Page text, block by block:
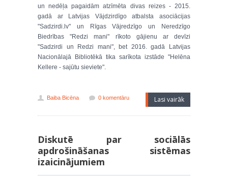
un nedēļa pagaidām atzīmēta divas reizes - 2015.
gadā ar Latvijas Vājdzirdīgo atbalsta asociācijas
"Sadzirdi.lv" un Rīgas Vājredzīgo un Neredzīgo
Biedrības "Redzi mani" rīkoto gājienu ar devīzi
"Sadzirdi un Redzi mani", bet 2016. gadā Latvijas
Nacionālajā Bibliotēkā tika sarīkota izstāde "Helēna
Kellere - sajūtu sieviete".
Baiba Bicēna 0 komentāru Lasi vairāk
Diskutē par sociālās
apdrošināšanas sistēmas
izaicinājumiem